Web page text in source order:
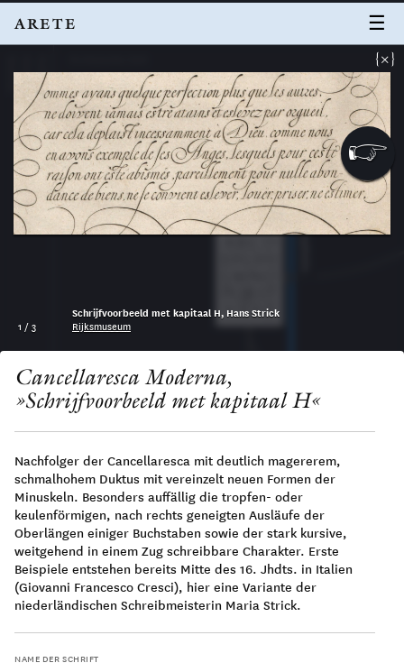
ARETE ☰
200 v. Chr.
100 v. Chr.
Capitalis
Kultur
Gesellschaft
Technik
1 /3
Schrijfvoorbeeld met kapitaal H, Hans Strick
Rijksmuseum
×
Cancellaresca Moderna,
»Schrijfvoorbeeld met kapitaal H«
Nachfolger der Cancellaresca mit deutlich magererem,
schmalhohem Duktus mit vereinzelt neuen Formen der
Minuskeln. Besonders auffällig die tropfen- oder
keulenförmigen, nach rechts geneigten Ausläufe der
Oberlängen einiger Buchstaben sowie der stark kursive,
weitgehend in einem Zug schreibbare Charakter. Erste
Beispiele entstehen bereits Mitte des 16. Jhdts. in Italien
(Giovanni Francesco Cresci), hier eine Variante der
niederländischen Schreibmeisterin Maria Strick.
NAME DER SCHRIFT